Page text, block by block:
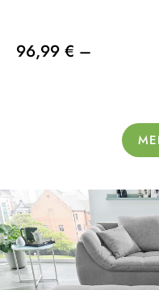
96,99 € –